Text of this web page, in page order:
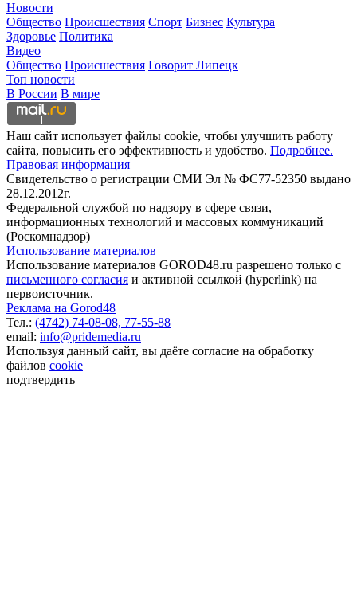
Новости
Общество Происшествия Спорт Бизнес Культура
Здоровье Политика
Видео
Общество Происшествия Говорит Липецк
Топ новости
В России В мире
Наш сайт использует файлы cookie, чтобы улучшить работу
сайта, повысить его эффективность и удобство. Подробнее.
Правовая информация
Свидетельство о регистрации СМИ Эл № ФС77-52350 выдано
28.12.2012г.
Федеральной службой по надзору в сфере связи,
информационных технологий и массовых коммуникаций
(Роскомнадзор)
Использование материалов
Использование материалов GOROD48.ru разрешено только с
письменного согласия и активной ссылкой (hyperlink) на
первоисточник.
Реклама на Gorod48
Тел.: (4742) 74-08-08, 77-55-88
email: info@pridemedia.ru
Используя данный сайт, вы даёте согласие на обработку
файлов cookie
подтвердить